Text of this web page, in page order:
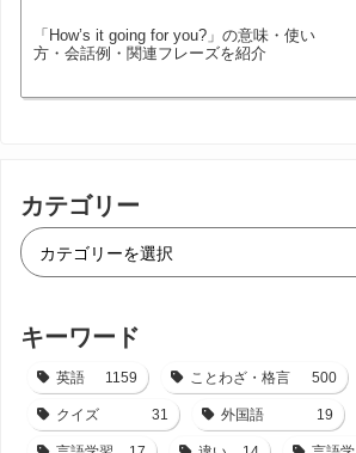
「How’s it going for you?」の意味・使い
方・会話例・関連フレーズを紹介
カテゴリー
キーワード
英語 1159 ことわざ・格言 500
クイズ 31 外国語 19